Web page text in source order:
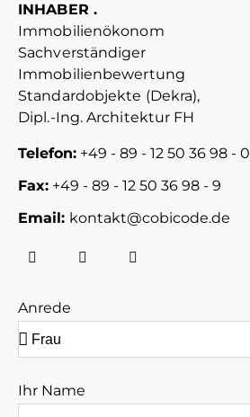
INHABER .
Immobilienökonom
Sachverständiger
Immobilienbewertung
Standardobjekte (Dekra),
Dipl.-Ing. Architektur FH
Telefon: +49 - 89 - 12 50 36 98 - 0
Fax: +49 - 89 - 12 50 36 98 - 9
Email: kontakt@cobicode.de
Anrede
Ihr Name